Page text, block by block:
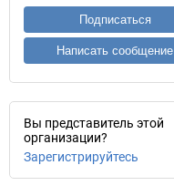
Подписаться
Написать сообщение
Вы представитель этой
организации?
Зарегистрируйтесь